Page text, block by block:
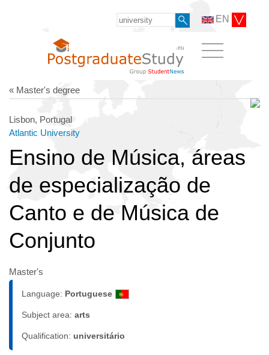
EN
« Master's degree
Lisbon, Portugal
Atlantic University
Ensino de Música, áreas
de especialização de
Canto e de Música de
Conjunto
Master's
Language: Portuguese
Subject area: arts
Qualification: universitário